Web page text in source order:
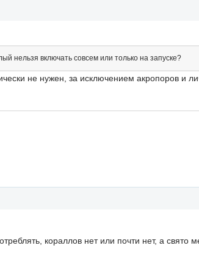
нельзя включать совсем или только на запуске?
не нужен, за исключением акропоров и
кораллов нет или почти нет, а свято